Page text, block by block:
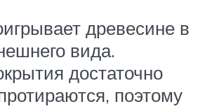
древесине в
вида.
достаточно
поэтому